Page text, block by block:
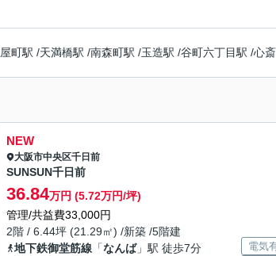
町駅 /天満橋駅 /南森町駅 /玉造駅 /谷町六丁目駅 /心
NEW
大阪市中央区千日前
SUNSUN千日前
36.84万円 (5.72万円/坪)
管理/共益費33,000円
2階 / 6.44坪 (21.29㎡) /新築 /5階建
地下鉄御堂筋線 「なんば」駅 徒歩7分
電気